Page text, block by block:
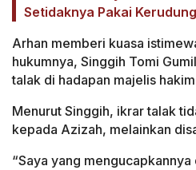
Setidaknya Pakai Kerudung
Arhan memberi kuasa
hukumnya, Singgih Tomi
talak di hadapan majelis
Menurut Singgih, ikrar talak
kepada Azizah, melainkan
“Saya yang